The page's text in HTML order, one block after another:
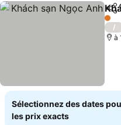
1
/
à
Sélectionnez des dates
les prix exacts